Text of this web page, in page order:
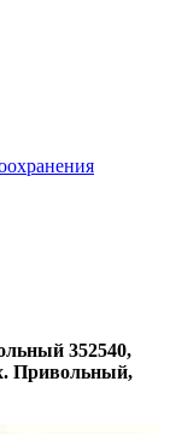
352540,
Привольный,